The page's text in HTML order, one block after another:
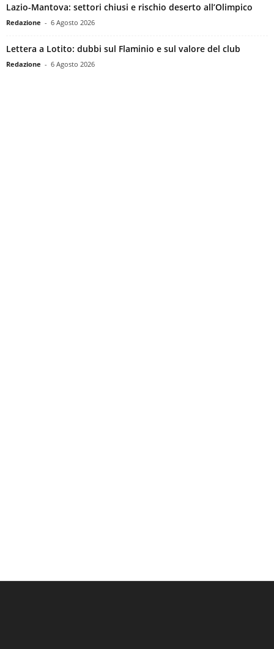
Lazio-Mantova: settori chiusi e rischio deserto all’Olimpico
Redazione - 6 Agosto 2026
Lettera a Lotito: dubbi sul Flaminio e sul valore del club
Redazione - 6 Agosto 2026